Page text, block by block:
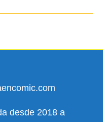
desde 2018 a